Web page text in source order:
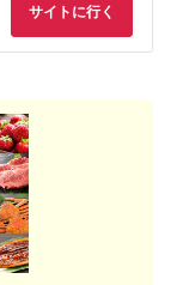
サイトに行く